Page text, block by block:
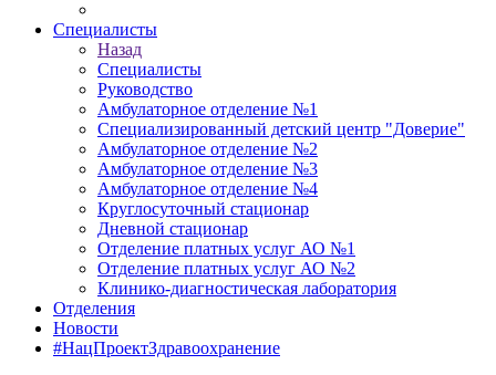
Специалисты
Назад
Специалисты
Руководство
Амбулаторное отделение №1
Специализированный детский центр "Доверие"
Амбулаторное отделение №2
Амбулаторное отделение №3
Амбулаторное отделение №4
Круглосуточный стационар
Дневной стационар
Отделение платных услуг АО №1
Отделение платных услуг АО №2
Клинико-диагностическая лаборатория
Отделения
Новости
#НацПроектЗдравоохранение